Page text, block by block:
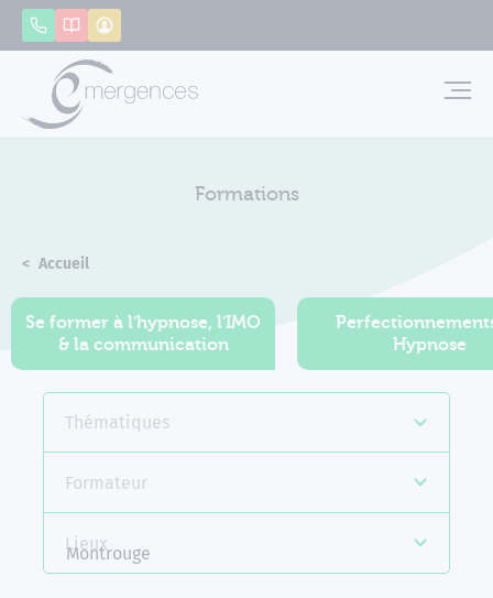
AppelerCatalogue
Formations
Accueil
Se former à l'hypnose, l'IMO
& la communication
Hypnose
Thématiques
Formateur
Lieux
Montrouge
Panneau de gestion des cookies